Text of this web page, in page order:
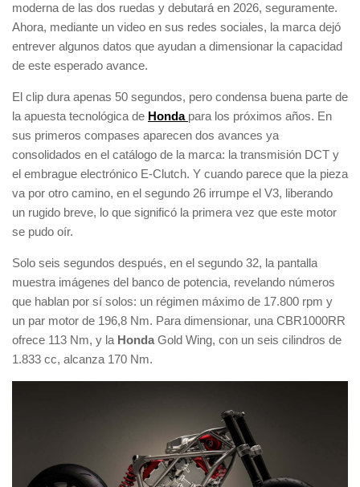
moderna de las dos ruedas y debutará en 2026, seguramente.
Ahora, mediante un video en sus redes sociales, la marca dejó
entrever algunos datos que ayudan a dimensionar la capacidad
de este esperado avance.
El clip dura apenas 50 segundos, pero condensa buena parte de
la apuesta tecnológica de Honda para los próximos años. En
sus primeros compases aparecen dos avances ya
consolidados en el catálogo de la marca: la transmisión DCT y
el embrague electrónico E-Clutch. Y cuando parece que la pieza
va por otro camino, en el segundo 26 irrumpe el V3, liberando
un rugido breve, lo que significó la primera vez que este motor
se pudo oír.
Solo seis segundos después, en el segundo 32, la pantalla
muestra imágenes del banco de potencia, revelando números
que hablan por sí solos: un régimen máximo de 17.800 rpm y
un par motor de 196,8 Nm. Para dimensionar, una CBR1000RR
ofrece 113 Nm, y la Honda Gold Wing, con un seis cilindros de
1.833 cc, alcanza 170 Nm.